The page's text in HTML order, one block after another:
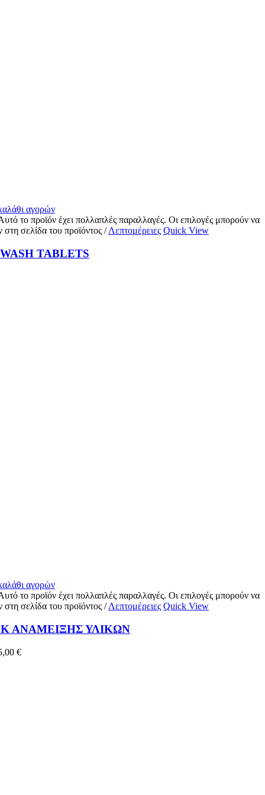
αγορών
το προϊόν έχει πολλαπλές παραλλαγές. Οι επιλογές μπορούν να
στη σελίδα του προϊόντος / Λεπτομέρειες Quick View
TABLETS
αγορών
το προϊόν έχει πολλαπλές παραλλαγές. Οι επιλογές μπορούν να
στη σελίδα του προϊόντος / Λεπτομέρειες Quick View
ΑΝΑΜΕΙΞΗΣ ΥΛΙΚΩΝ
€